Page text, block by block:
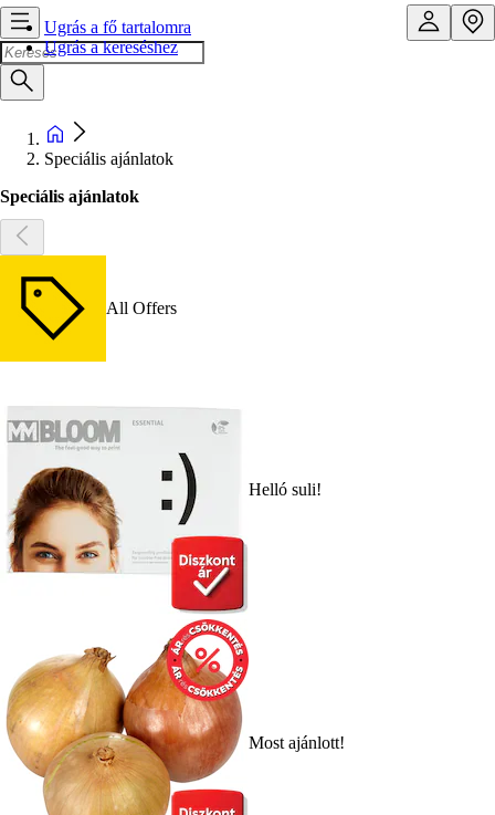
Ugrás a fő tartalomra
Ugrás a kereséshez
Speciális ajánlatok
Speciális ajánlatok
All Offers
Helló suli!
Most ajánlott!